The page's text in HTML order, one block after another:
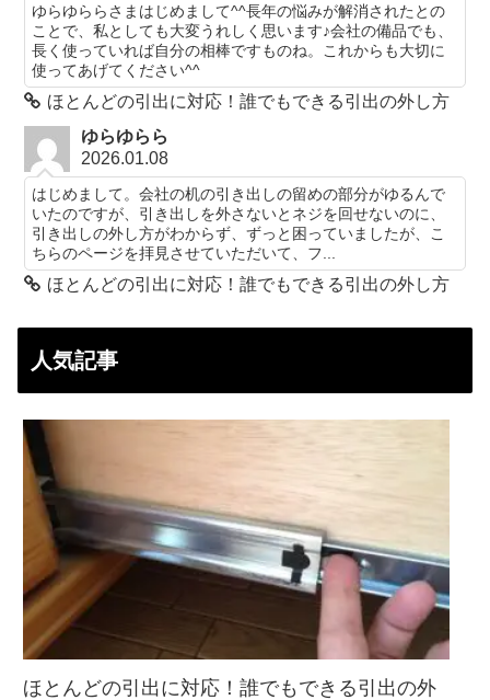
ゆらゆららさまはじめまして^^長年の悩みが解消されたとの
ことで、私としても大変うれしく思います♪会社の備品でも、
長く使っていれば自分の相棒ですものね。これからも大切に
使ってあげてください^^
ほとんどの引出に対応！誰でもできる引出の外し方
ゆらゆらら
2026.01.08
はじめまして。会社の机の引き出しの留めの部分がゆるんで
いたのですが、引き出しを外さないとネジを回せないのに、
引き出しの外し方がわからず、ずっと困っていましたが、こ
ちらのページを拝見させていただいて、フ...
ほとんどの引出に対応！誰でもできる引出の外し方
人気記事
ほとんどの引出に対応！誰でもできる引出の外